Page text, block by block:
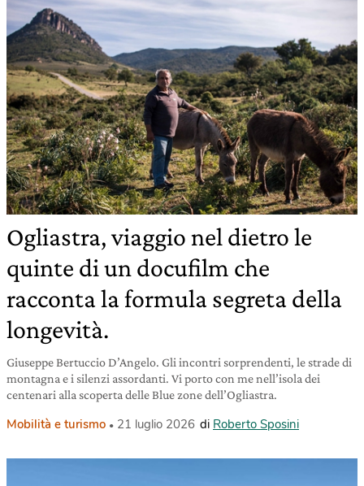
Ogliastra, viaggio nel dietro le
quinte di un docufilm che
racconta la formula segreta della
longevità.
Giuseppe Bertuccio D’Angelo. Gli incontri sorprendenti, le strade di
montagna e i silenzi assordanti. Vi porto con me nell’isola dei
centenari alla scoperta delle Blue zone dell’Ogliastra.
Mobilità e turismo 21 luglio 2026 di Roberto Sposini